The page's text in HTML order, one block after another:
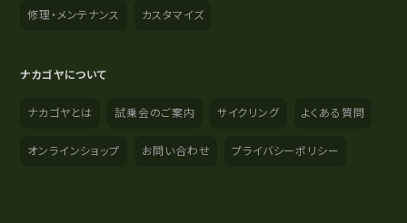
修理・メンテナンス カスタマイズ
ナカゴヤについて
ナカゴヤとは 試乗会のご案内 サイクリング よくある質問
オンラインショップ お問い合わせ プライバシーポリシー